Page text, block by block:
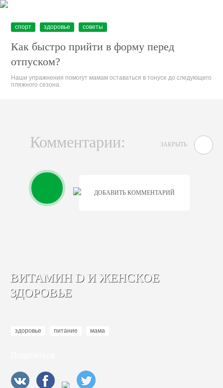
спорт здоровье советы
Как быстро прийти в форму перед
отпуском?
Наши упражнения помогут мамам оставаться в тонусе до следующего
пляжного сезона.
Комментарии: ЗАКРЫТЬ
ДОБАВИТЬ КОММЕНТАРИЙ
ВИТАМИН D И ЖЕНСКОЕ
ЗДОРОВЬЕ
здоровье питание мама